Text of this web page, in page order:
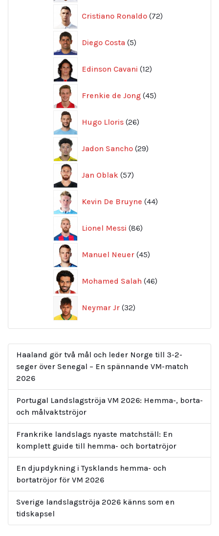
Cristiano Ronaldo 72
produkter
Diego Costa 5
produkter
Edinson Cavani 12
produkter
Frenkie de Jong 45
produkter
Hugo Lloris 26
produkter
Jadon Sancho 29
produkter
Jan Oblak 57
produkter
Kevin De Bruyne 44
produkter
Lionel Messi 86
produkter
Manuel Neuer 45
produkter
Mohamed Salah 46
produkter
Neymar Jr 32
produkter
Haaland gör två mål och leder Norge till 3-2-
seger över Senegal – En spännande VM-match
2026
Portugal Landslagströja VM 2026: Hemma-, borta-
och målvaktströjor
Frankrike landslags nyaste matchställ: En
komplett guide till hemma- och bortatröjor
En djupdykning i Tysklands hemma- och
bortatröjor för VM 2026
Sverige landslagströja 2026 känns som en
tidskapsel